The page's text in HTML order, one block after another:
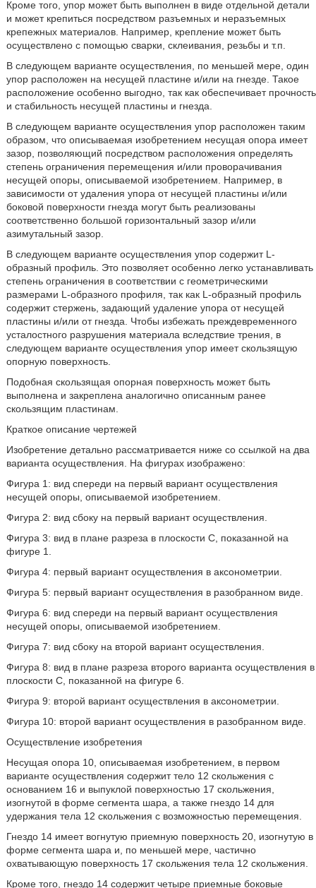
Кроме того, упор может быть выполнен в виде отдельной детали
и может крепиться посредством разъемных и неразъемных
крепежных материалов. Например, крепление может быть
осуществлено с помощью сварки, склеивания, резьбы и т.п.
В следующем варианте осуществления, по меньшей мере, один
упор расположен на несущей пластине и/или на гнезде. Такое
расположение особенно выгодно, так как обеспечивает прочность
и стабильность несущей пластины и гнезда.
В следующем варианте осуществления упор расположен таким
образом, что описываемая изобретением несущая опора имеет
зазор, позволяющий посредством расположения определять
степень ограничения перемещения и/или проворачивания
несущей опоры, описываемой изобретением. Например, в
зависимости от удаления упора от несущей пластины и/или
боковой поверхности гнезда могут быть реализованы
соответственно большой горизонтальный зазор и/или
азимутальный зазор.
В следующем варианте осуществления упор содержит L-
образный профиль. Это позволяет особенно легко устанавливать
степень ограничения в соответствии с геометрическими
размерами L-образного профиля, так как L-образный профиль
содержит стержень, задающий удаление упора от несущей
пластины и/или от гнезда. Чтобы избежать преждевременного
усталостного разрушения материала вследствие трения, в
следующем варианте осуществления упор имеет скользящую
опорную поверхность.
Подобная скользящая опорная поверхность может быть
выполнена и закреплена аналогично описанным ранее
скользящим пластинам.
Краткое описание чертежей
Изобретение детально рассматривается ниже со ссылкой на два
варианта осуществления. На фигурах изображено:
Фигура 1: вид спереди на первый вариант осуществления
несущей опоры, описываемой изобретением.
Фигура 2: вид сбоку на первый вариант осуществления.
Фигура 3: вид в плане разреза в плоскости C, показанной на
фигуре 1.
Фигура 4: первый вариант осуществления в аксонометрии.
Фигура 5: первый вариант осуществления в разобранном виде.
Фигура 6: вид спереди на первый вариант осуществления
несущей опоры, описываемой изобретением.
Фигура 7: вид сбоку на второй вариант осуществления.
Фигура 8: вид в плане разреза второго варианта осуществления в
плоскости C, показанной на фигуре 6.
Фигура 9: второй вариант осуществления в аксонометрии.
Фигура 10: второй вариант осуществления в разобранном виде.
Осуществление изобретения
Несущая опора 10, описываемая изобретением, в первом
варианте осуществления содержит тело 12 скольжения с
основанием 16 и выпуклой поверхностью 17 скольжения,
изогнутой в форме сегмента шара, а также гнездо 14 для
удержания тела 12 скольжения с возможностью перемещения.
Гнездо 14 имеет вогнутую приемную поверхность 20, изогнутую в
форме сегмента шара и, по меньшей мере, частично
охватывающую поверхность 17 скольжения тела 12 скольжения.
Кроме того, гнездо 14 содержит четыре приемные боковые